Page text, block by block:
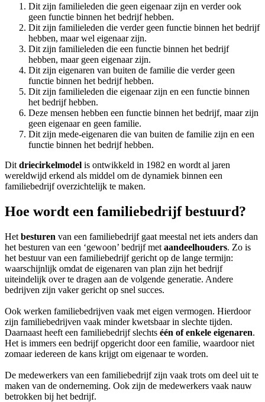
Dit zijn familieleden die geen eigenaar zijn en verder ook
geen functie binnen het bedrijf hebben.
Dit zijn familieleden die verder geen functie binnen het bedrijf
hebben, maar wel eigenaar zijn.
Dit zijn familieleden die een functie binnen het bedrijf
hebben, maar geen eigenaar zijn.
Dit zijn eigenaren van buiten de familie die verder geen
functie binnen het bedrijf hebben.
Dit zijn familieleden die eigenaar zijn en een functie binnen
het bedrijf hebben.
Deze mensen hebben een functie binnen het bedrijf, maar zijn
geen eigenaar en geen familie.
Dit zijn mede-eigenaren die van buiten de familie zijn en een
functie binnen het bedrijf hebben.
Dit driecirkelmodel is ontwikkeld in 1982 en wordt al jaren
wereldwijd erkend als middel om de dynamiek binnen een
familiebedrijf overzichtelijk te maken.
Hoe wordt een familiebedrijf bestuurd?
Het besturen van een familiebedrijf gaat meestal net iets anders dan
het besturen van een ‘gewoon’ bedrijf met aandeelhouders. Zo is
het bestuur van een familiebedrijf gericht op de lange termijn:
waarschijnlijk omdat de eigenaren van plan zijn het bedrijf
uiteindelijk over te dragen aan de volgende generatie. Andere
bedrijven zijn vaker gericht op snel succes.
Ook werken familiebedrijven vaak met eigen vermogen. Hierdoor
zijn familiebedrijven vaak minder kwetsbaar in slechte tijden.
Daarnaast heeft een familiebedrijf slechts één of enkele eigenaren.
Het is immers een bedrijf opgericht door een familie, waardoor niet
zomaar iedereen de kans krijgt om eigenaar te worden.
De medewerkers van een familiebedrijf zijn vaak trots om deel uit te
maken van de onderneming. Ook zijn de medewerkers vaak nauw
betrokken bij het bedrijf.